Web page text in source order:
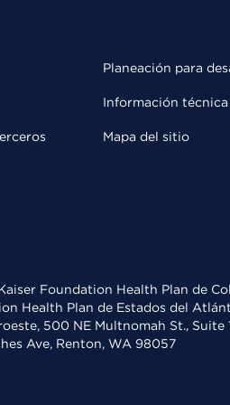
Planeación para
Información técnica
Mapa del sitio
Foundation Health Plan de
Health Plan de Estados del
500 NE Multnomah St., Suite
Ave, Renton, WA 98057